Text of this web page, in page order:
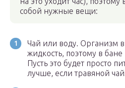
собой нужные вещи:
Чай или воду. Организм
жидкость, поэтому в бане
Пусть это будет просто
лучше, если травяной